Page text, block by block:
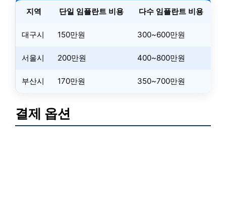
지역 단일 임플란트 비용 다수 임플란트 비용
대구시 150만원 300~600만원
서울시 200만원 400~800만원
부산시 170만원 350~700만원
결제 옵션